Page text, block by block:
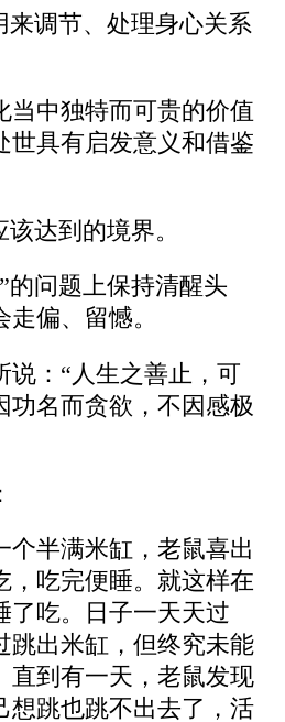
来调节、处理身心关系
当中独特而可贵的价值
世具有启发意义和借鉴
达到的境界。
的问题上保持清醒头
偏、留憾。
说：“人生之善止，可
功名而贪欲，不因感极
个半满米缸，老鼠喜出
，吃完便睡。就这样在
了吃。日子一天天过
跳出米缸，但终究未能
直到有一天，老鼠发现
想跳也跳不出去了，活